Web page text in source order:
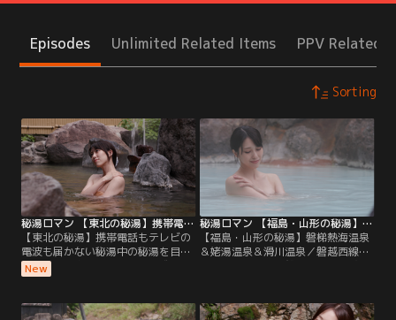
Episodes Unlimited Related Items PPV Related
Sorting
秘湯ロマン 【東北の秘湯】携帯電話もテレビの電波も届かない秘湯中の秘湯を目指します
【東北の秘湯】携帯電話もテレビの
電波も届かない秘湯中の秘湯を目指
します／福島では天然の美肌成分を
豊富に含んだ自家源泉と、乳白色の
では温泉熱を利用する地球に優しい
New
秘湯ロマン 【福島・山形の秘湯】磐梯熱海温泉＆姥湯温泉＆滑川温泉
【福島・山形の秘湯】磐梯熱海温泉
＆姥湯温泉＆滑川温泉／磐越西線に
揺られて目指した磐梯熱海温泉 守田
ミスイートの客室「やまびこ」は洗